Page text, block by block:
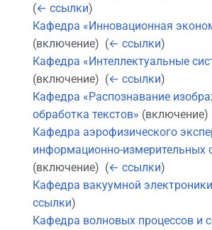
(← ссылки)
Кафедра «Инновационная
(включение) ‎ (← ссылки)
Кафедра «Интеллектуальные
(включение) ‎ (← ссылки)
Кафедра «Распознавание
обработка текстов» (включение) ‎
Кафедра аэрофизического
информационно-измерительных
(включение) ‎ (← ссылки)
Кафедра вакуумной электроники
ссылки)
Кафедра волновых процессов и